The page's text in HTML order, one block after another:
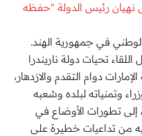
رئيس الدولة "حفظه
في جمهورية الهند.
تحيات دولة ناريندرا
دوام التقدم والازدهار،
وتمنياته لبلده وشعبه
إلى تطورات الأوضاع في
من تداعيات خطيرة على